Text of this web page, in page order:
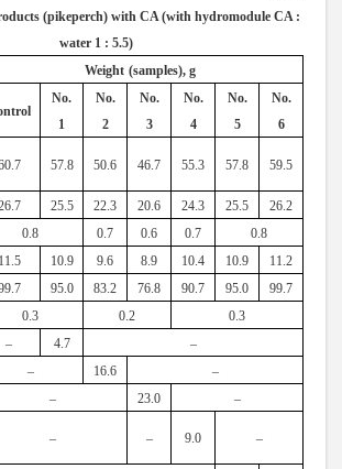
(pikeperch) with CA (with hydromodule CA :
water 1 : 5.5)
Weight (samples), g
No.
1
No.
2
No.
3
No.
4
No.
5
No.
6
57.8 50.6 46.7 55.3 57.8 59.5
25.5 22.3 20.6 24.3 25.5
26.2
0.8 0.7 0.6 0.7 0.8
11.5 10.9 9.6 8.9 10.4 10.9 11.2
.7 95.0 83.2 76.8 90.7 95.0 99.7
0.3 0.2 0.3
– 4.7
–
– 16.6
–
– 23.0
–
– – 9.0 –